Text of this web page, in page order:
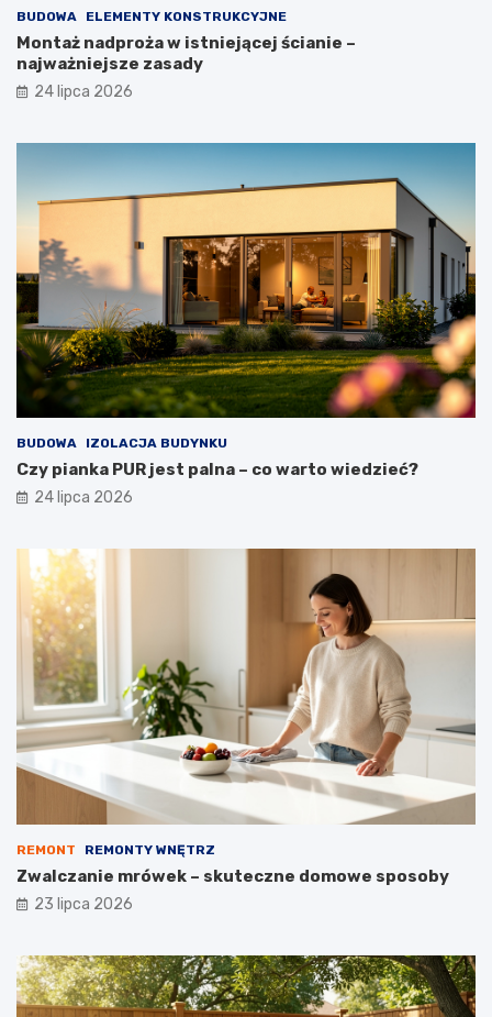
BUDOWA ELEMENTY KONSTRUKCYJNE
Montaż nadproża w istniejącej ścianie –
najważniejsze zasady
24 lipca 2026
BUDOWA IZOLACJA BUDYNKU
Czy pianka PUR jest palna – co warto wiedzieć?
24 lipca 2026
REMONT REMONTY WNĘTRZ
Zwalczanie mrówek – skuteczne domowe sposoby
23 lipca 2026